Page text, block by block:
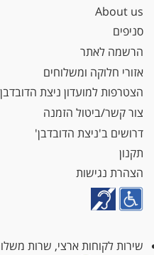
About us
סניפים
הרשמה לאתר
אזורי חלוקה ומשלוחים
הצטרפות למועדון ניצת הדובדבן
צור קשר/ביטול הזמנה
דרושים ב'ניצת הדובדבן'
תקנון
הצהרת נגישות
שירות לקוחות ארצי, שרות